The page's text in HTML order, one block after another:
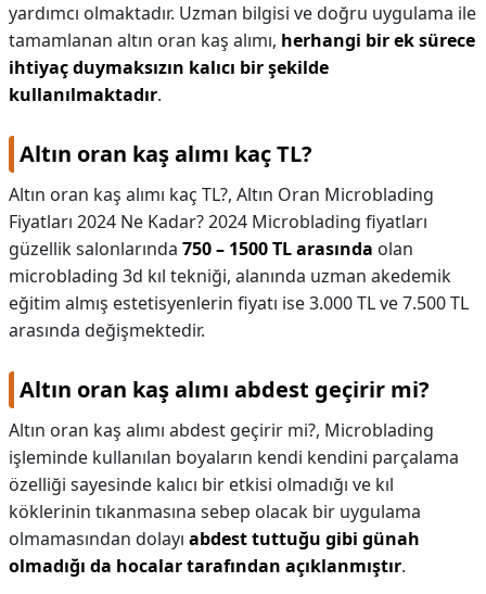
yardımcı olmaktadır. Uzman bilgisi ve doğru uygulama ile
tamamlanan altın oran kaş alımı, herhangi bir ek sürece
ihtiyaç duymaksızın kalıcı bir şekilde
kullanılmaktadır.
Altın oran kaş alımı kaç TL?
Altın oran kaş alımı kaç TL?, Altın Oran Microblading
Fiyatları 2024 Ne Kadar? 2024 Microblading fiyatları
güzellik salonlarında 750 – 1500 TL arasında olan
microblading 3d kıl tekniği, alanında uzman akedemik
eğitim almış estetisyenlerin fiyatı ise 3.000 TL ve 7.500 TL
arasında değişmektedir.
Altın oran kaş alımı abdest geçirir mi?
Altın oran kaş alımı abdest geçirir mi?, Microblading
işleminde kullanılan boyaların kendi kendini parçalama
özelliği sayesinde kalıcı bir etkisi olmadığı ve kıl
köklerinin tıkanmasına sebep olacak bir uygulama
olmamasından dolayı abdest tuttuğu gibi günah
olmadığı da hocalar tarafından açıklanmıştır.